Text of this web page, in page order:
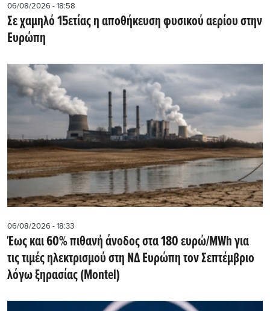
06/08/2026 - 18:58
Σε χαμηλό 15ετίας η αποθήκευση φυσικού αερίου στην
Ευρώπη
06/08/2026 - 18:33
Έως και 60% πιθανή άνοδος στα 180 ευρώ/MWh για
τις τιμές ηλεκτρισμού στη ΝΔ Ευρώπη τον Σεπτέμβριο
λόγω ξηρασίας (Montel)